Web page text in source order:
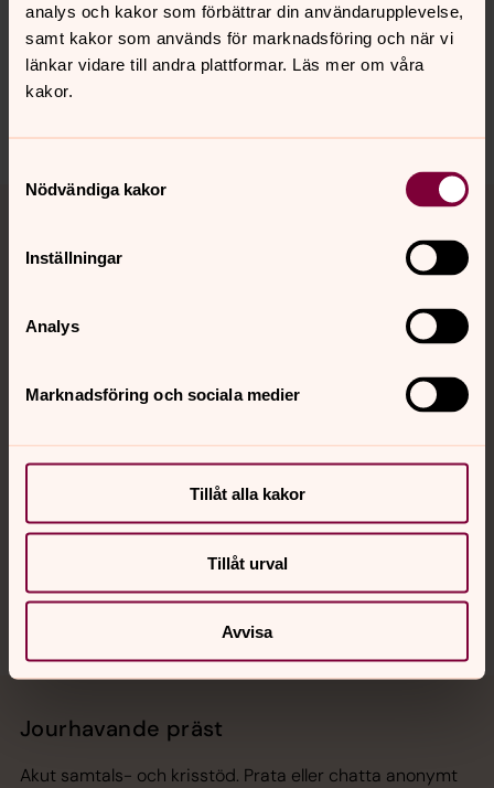
analys och kakor som förbättrar din användarupplevelse,
samt kakor som används för marknadsföring och när vi
länkar vidare till andra plattformar. Läs mer om våra
kakor.
Nödvändiga kakor
Inställningar
Analys
Marknadsföring och sociala medier
Tillåt alla kakor
Tillåt urval
Avvisa
Synpunkter eller frågor på sidans
innehåll?
skara.stift@svenskakyrkan.se
Tillbaka till toppen
Tillbaka till innehållet
Kalender
Hitta snabbt
Jourhavande präst
Akut samtals- och krisstöd. Prata eller chatta anonymt